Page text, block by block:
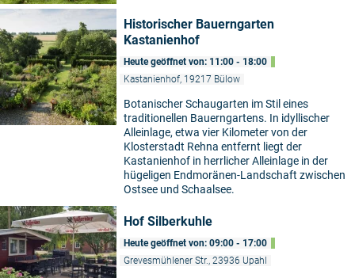
Historischer Bauerngarten
Kastanienhof
Heute geöffnet von: 11:00 - 18:00
Kastanienhof, 19217 Bülow
Botanischer Schaugarten im Stil eines
traditionellen Bauerngartens. In idyllischer
Alleinlage, etwa vier Kilometer von der
Klosterstadt Rehna entfernt liegt der
Kastanienhof in herrlicher Alleinlage in der
hügeligen Endmoränen-Landschaft zwischen
Ostsee und Schaalsee.
Hof Silberkuhle
Heute geöffnet von: 09:00 - 17:00
Grevesmühlener Str., 23936 Upahl